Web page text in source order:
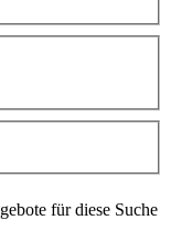
für diese Suche